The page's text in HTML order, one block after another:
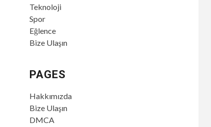
Teknoloji
Spor
Eğlence
Bize Ulaşın
PAGES
Hakkımızda
Bize Ulaşın
DMCA